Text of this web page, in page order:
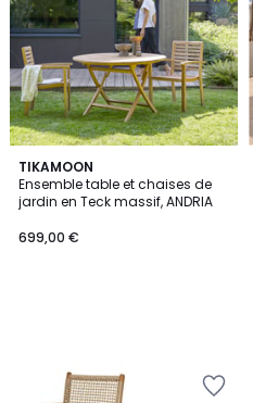
TIKAMOON
Ensemble table et chaises de
jardin en Teck massif, ANDRIA
699,00 €